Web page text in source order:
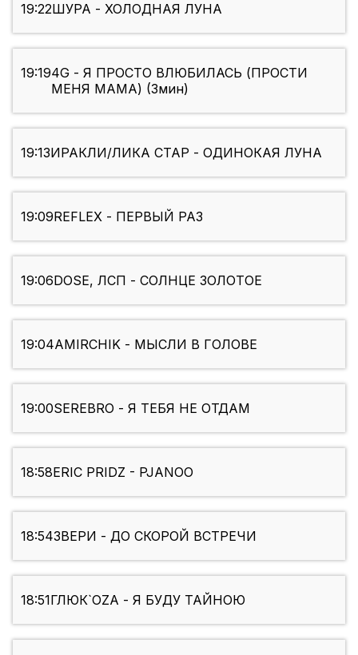
19:22ШУРА - ХОЛОДНАЯ ЛУНА
19:194G - Я ПРОСТО ВЛЮБИЛАСЬ (ПРОСТИ
МЕНЯ МАМА) (3мин)
19:13ИРАКЛИ/ЛИКА СТАР - ОДИНОКАЯ ЛУНА
19:09REFLEX - ПЕРВЫЙ РАЗ
19:06DOSE, ЛСП - СОЛНЦЕ ЗОЛОТОЕ
19:04AMIRCHIK - МЫСЛИ В ГОЛОВЕ
19:00SEREBRO - Я ТЕБЯ НЕ ОТДАМ
18:58ERIC PRIDZ - PJANOO
18:54ЗВЕРИ - ДО СКОРОЙ ВСТРЕЧИ
18:51ГЛЮК`OZA - Я БУДУ ТАЙНОЮ